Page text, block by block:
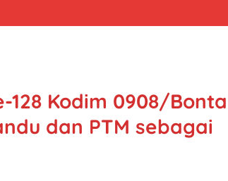
128 Kodim 0908/
dan PTM sebagai